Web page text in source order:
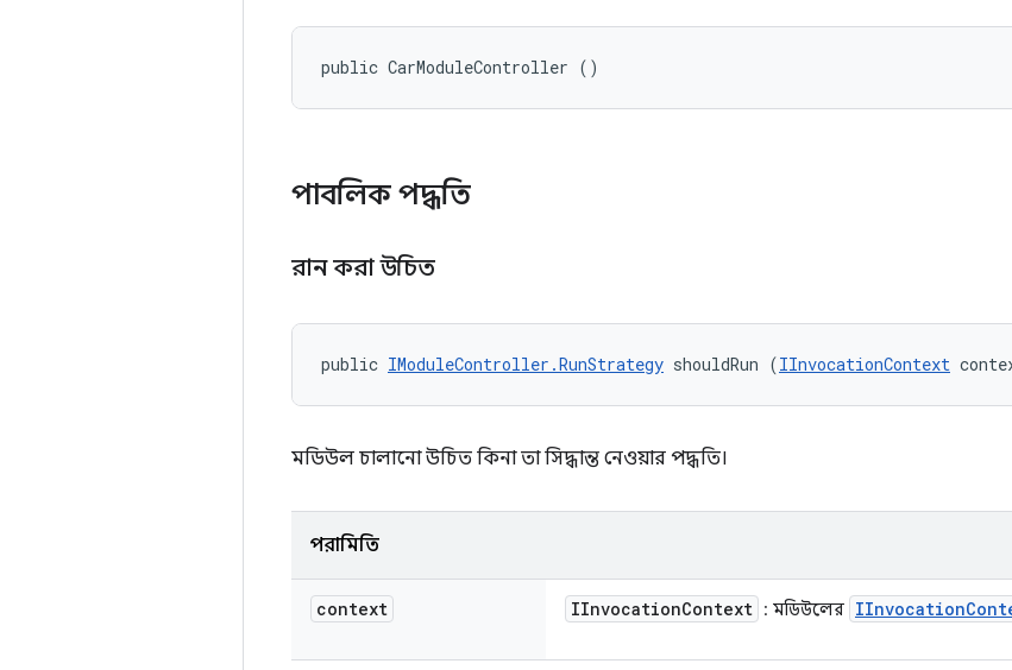
public CarModuleController ()
পাবলিক পদ্ধতি
রান করা উচিত
public IModuleController.RunStrategy shouldRun (IInvocationContext
মডিউল চালানো উচিত কিনা তা সিদ্ধান্ত নেওয়ার পদ্ধতি।
পরামিতি
context IInvocationContext : মডিউলের IInvocation